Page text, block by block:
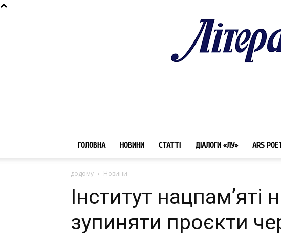
ГОЛОВНА НОВИНИ СТАТТІ ДІАЛОГИ «ЛУ» ARS
додому Новини
Інститут нацпам’яті
зупиняти проєкти